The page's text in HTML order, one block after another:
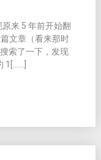
来 5 年前开始翻
文章（看来那时
索了一下，发现
1[……]